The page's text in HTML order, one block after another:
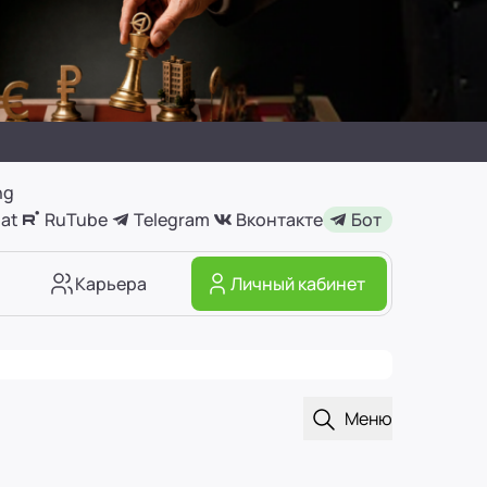
RuTube Telegram Вконтакте Бот
Карьера Личный кабинет
Меню
Открыть поиск